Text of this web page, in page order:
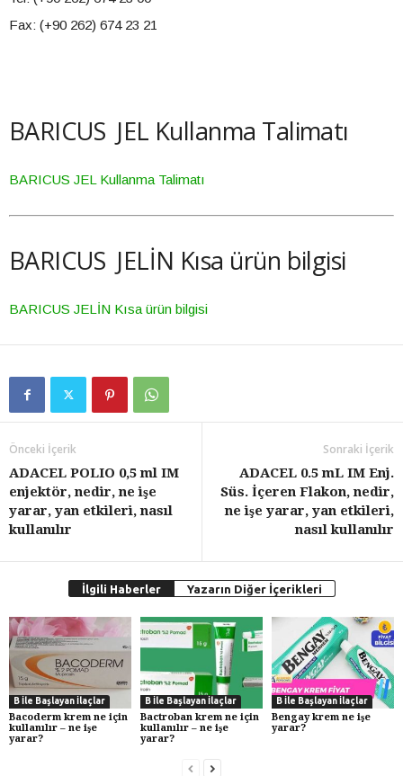
Fax: (+90 262) 674 23 21
BARICUS JEL Kullanma Talimatı
BARICUS JEL Kullanma Talimatı
BARICUS JELİN Kısa ürün bilgisi
BARICUS JELİN Kısa ürün bilgisi
Önceki İçerik
ADACEL POLIO 0,5 ml IM
enjektör, nedir, ne işe
yarar, yan etkileri, nasıl
kullanılır
Sonraki İçerik
ADACEL 0.5 mL IM Enj.
Süs. İçeren Flakon, nedir,
ne işe yarar, yan etkileri,
nasıl kullanılır
İlgili Haberler Yazarın Diğer İçerikleri
B İle Başlayan İlaçlar
Bacoderm krem ne için
kullanılır – ne işe
yarar?
B İle Başlayan İlaçlar
Bactroban krem ne için
kullanılır – ne işe
yarar?
B İle Başlayan İlaçlar
Bengay krem ne işe
yarar?